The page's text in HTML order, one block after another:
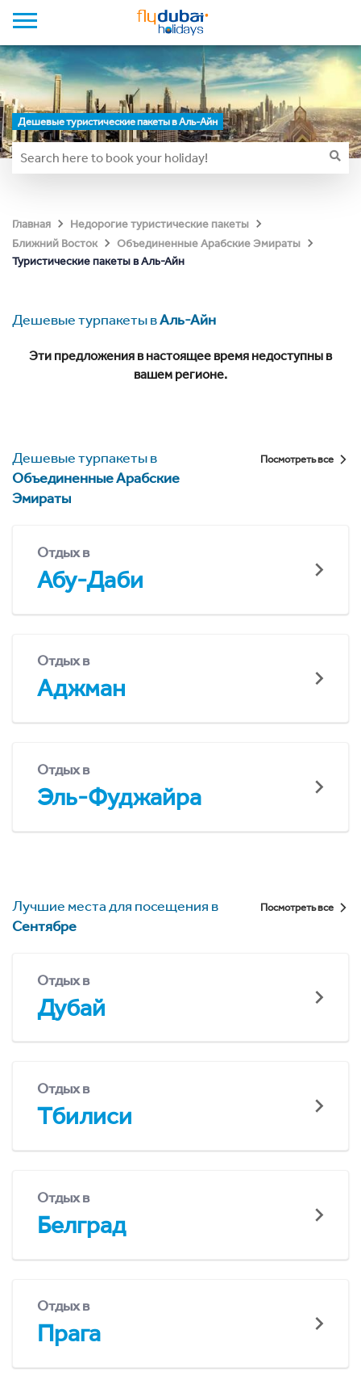
Дешевые туристические пакеты в Аль-Айн
Главная
Недорогие туристические пакеты
Ближний Восток
Объединенные Арабские Эмираты
Туристические пакеты в Аль-Айн
Дешевые турпакеты вАль-Айн
Эти предложения в настоящее время недоступны в
вашем регионе.
Дешевые турпакеты в
Объединенные Арабские
Эмираты
Посмотреть все
Отдых в
Абу-Даби
Отдых в
Аджман
Отдых в
Эль-Фуджайра
Лучшие места для посещения в
Сентябре
Посмотреть все
Отдых в
Дубай
Отдых в
Тбилиси
Отдых в
Белград
Отдых в
Прага